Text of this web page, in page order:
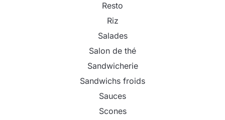
Resto
Riz
Salades
Salon de thé
Sandwicherie
Sandwichs froids
Sauces
Scones